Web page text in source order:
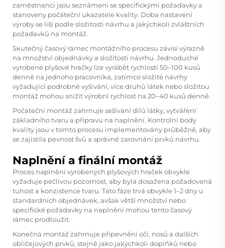
zaměstnanci jsou seznámeni se specifickými požadavky a
stanoveny počáteční ukazatele kvality. Doba nastavení
výroby se liší podle složitosti návrhu a jakýchkoli zvláštních
požadavků na montáž.
Skutečný časový rámec montážního procesu závisí výrazně
na množství objednávky a složitosti návrhu. Jednoduché
vyrobené plyšové hračky lze vyrábět rychlostí 50–100 kusů
denně na jednoho pracovníka, zatímco složité návrhy
vyžadující podrobné vyšívání, více druhů látek nebo složitou
montáž mohou snížit výrobní rychlost na 20–40 kusů denně.
Počáteční montáž zahrnuje sešívání dílů látky, vytváření
základního tvaru a přípravu na naplnění. Kontrolní body
kvality jsou v tomto procesu implementovány průběžně, aby
se zajistila pevnost švů a správné zarovnání prvků návrhu.
Naplnění a finální montáž
Proces naplnění vyrobených plyšových hraček obvykle
vyžaduje pečlivou pozornost, aby byla dosažena požadovaná
tuhost a konzistence tvaru. Tato fáze trvá obvykle 1–2 dny u
standardních objednávek, avšak větší množství nebo
specifické požadavky na naplnění mohou tento časový
rámec prodloužit.
Konečná montáž zahrnuje připevnění očí, nosů a dalších
obličejových prvků, stejně jako jakýchkoli doplňků nebo